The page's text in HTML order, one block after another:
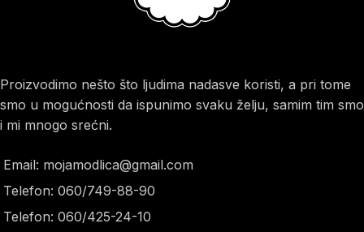
Proizvodimo nešto što ljudima nadasve koristi, a pri tome
smo u mogućnosti da ispunimo svaku želju, samim tim smo
i mi mnogo srećni.
Email: mojamodlica@gmail.com
Telefon: 060/749-88-90
Telefon: 060/425-24-10